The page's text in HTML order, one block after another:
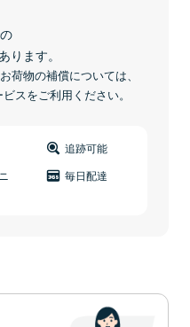
ります。
荷物の補償については、
スをご利用ください。
追跡可能
毎日配達